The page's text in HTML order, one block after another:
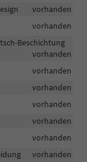
vorhanden
vorhanden
Beschichtung
vorhanden
vorhanden
vorhanden
vorhanden
vorhanden
vorhanden
vorhanden